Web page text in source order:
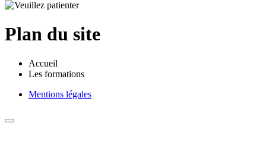
Plan du site
Accueil
Les formations
Mentions légales